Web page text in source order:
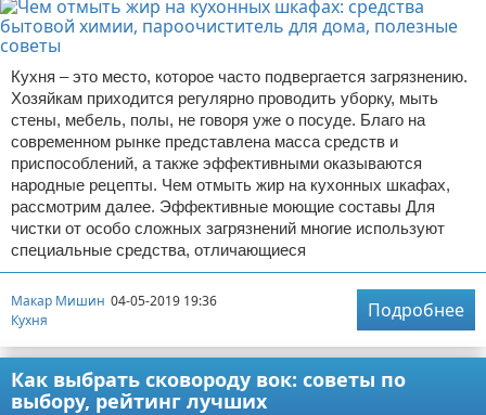
Кухня – это место, которое часто подвергается загрязнению.
Хозяйкам приходится регулярно проводить уборку, мыть
стены, мебель, полы, не говоря уже о посуде. Благо на
современном рынке представлена масса средств и
приспособлений, а также эффективными оказываются
народные рецепты. Чем отмыть жир на кухонных шкафах,
рассмотрим далее. Эффективные моющие составы Для
чистки от особо сложных загрязнений многие используют
специальные средства, отличающиеся
Макар Мишин 04-05-2019 19:36
Кухня
Подробнее
Как выбрать сковороду вок: советы по
выбору, рейтинг лучших